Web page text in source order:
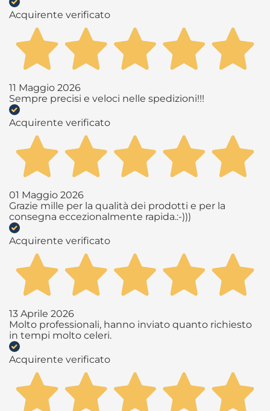
Acquirente verificato
11 Maggio 2026
Sempre precisi e veloci nelle spedizioni!!!
Acquirente verificato
01 Maggio 2026
Grazie mille per la qualità dei prodotti e per la
consegna eccezionalmente rapida.:-)))
Acquirente verificato
13 Aprile 2026
Molto professionali, hanno inviato quanto richiesto
in tempi molto celeri.
Acquirente verificato